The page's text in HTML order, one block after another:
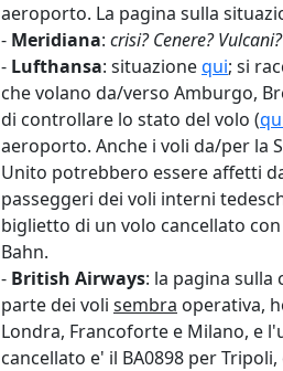
aeroporto. La pagina sulla
- Meridiana: crisi? Cenere?
- Lufthansa: situazionequi; si
che volano da/verso Amburgo,
di controllare lo stato del volo (
aeroporto. Anche i voli da/per la
Unito potrebbero essere affetti
passeggeri dei voli interni
biglietto di un volo cancellato
Bahn.
- British Airways: la pagina sulla
parte dei voli sembra operativa,
Londra, Francoforte e Milano, e
cancellato e' il BA0898 per